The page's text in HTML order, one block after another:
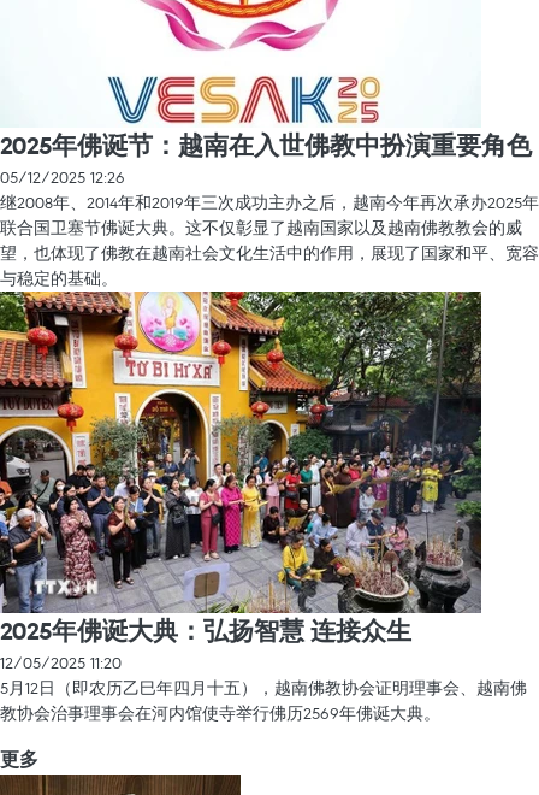
2025年佛诞节：越南在入世佛教中扮演重要角色
05/12/2025 12:26
继2008年、2014年和2019年三次成功主办之后，越南今年再次承办2025年
联合国卫塞节佛诞大典。这不仅彰显了越南国家以及越南佛教教会的威
望，也体现了佛教在越南社会文化生活中的作用，展现了国家和平、宽容
与稳定的基础。
2025年佛诞大典：弘扬智慧 连接众生
12/05/2025 11:20
5月12日（即农历乙巳年四月十五），越南佛教协会证明理事会、越南佛
教协会治事理事会在河内馆使寺举行佛历2569年佛诞大典。
更多